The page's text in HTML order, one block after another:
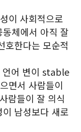
이 사회적으로
체에서 아직 잘
호한다는 모순적
언어 변이 stable
면서 사람들이
람들이 잘 의식
남성보다 새로